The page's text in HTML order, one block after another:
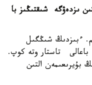
ىزدەۋگە شىقتىڭىز با
ءبىزدىڭ شىڭگىل
باعالى تاستار وتە كوپ.
بۇيرىعىمەن التىن